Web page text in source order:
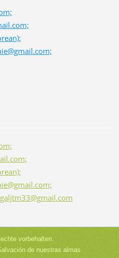
vorbehalten.
de nuestras almas